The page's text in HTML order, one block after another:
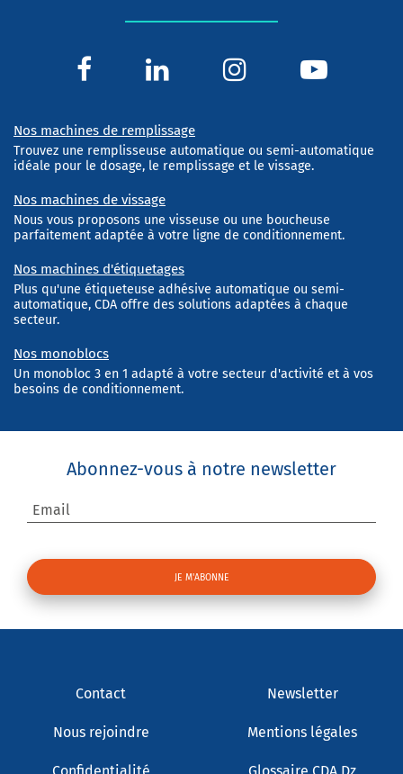
Nos machines de remplissage
Trouvez une remplisseuse automatique ou semi-automatique
idéale pour le dosage, le remplissage et le vissage.
Nos machines de vissage
Nous vous proposons une visseuse ou une boucheuse
parfaitement adaptée à votre ligne de conditionnement.
Nos machines d'étiquetages
Plus qu'une étiqueteuse adhésive automatique ou semi-
automatique, CDA offre des solutions adaptées à chaque
secteur.
Nos monoblocs
Un monobloc 3 en 1 adapté à votre secteur d'activité et à vos
besoins de conditionnement.
Abonnez-vous à notre newsletter
Email
Contact Newsletter
Nous rejoindre Mentions légales